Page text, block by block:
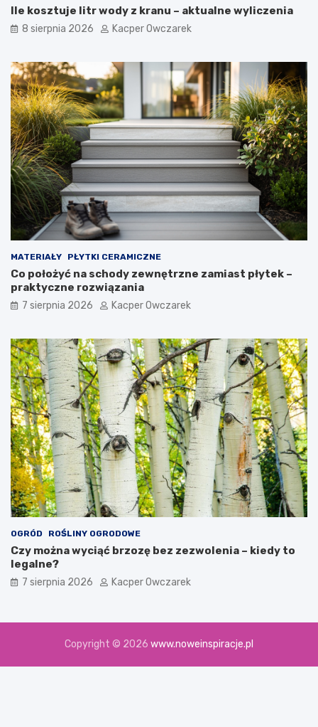
Ile kosztuje litr wody z kranu – aktualne wyliczenia
8 sierpnia 2026 Kacper Owczarek
MATERIAŁY PŁYTKI CERAMICZNE
Co położyć na schody zewnętrzne zamiast płytek –
praktyczne rozwiązania
7 sierpnia 2026 Kacper Owczarek
OGRÓD ROŚLINY OGRODOWE
Czy można wyciąć brzozę bez zezwolenia – kiedy to
legalne?
7 sierpnia 2026 Kacper Owczarek
Copyright © 2026 www.noweinspiracje.pl